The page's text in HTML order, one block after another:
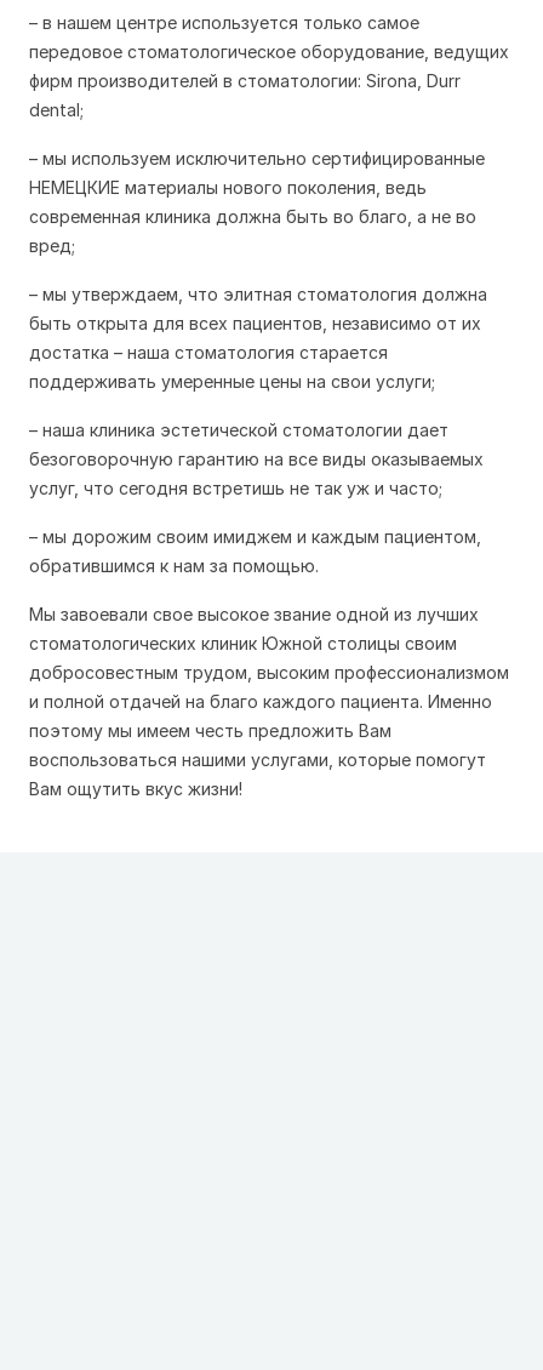
– в нашем центре используется только самое
передовое стоматологическое оборудование, ведущих
фирм производителей в стоматологии: Sirona, Durr
dental;
– мы используем исключительно сертифицированные
НЕМЕЦКИЕ материалы нового поколения, ведь
современная клиника должна быть во благо, а не во
вред;
– мы утверждаем, что элитная стоматология должна
быть открыта для всех пациентов, независимо от их
достатка – наша стоматология старается
поддерживать умеренные цены на свои услуги;
– наша клиника эстетической стоматологии дает
безоговорочную гарантию на все виды оказываемых
услуг, что сегодня встретишь не так уж и часто;
– мы дорожим своим имиджем и каждым пациентом,
обратившимся к нам за помощью.
Мы завоевали свое высокое звание одной из лучших
стоматологических клиник Южной столицы своим
добросовестным трудом, высоким профессионализмом
и полной отдачей на благо каждого пациента. Именно
поэтому мы имеем честь предложить Вам
воспользоваться нашими услугами, которые помогут
Вам ощутить вкус жизни!